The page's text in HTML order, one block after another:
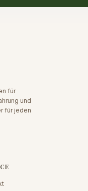
für
und
für jeden